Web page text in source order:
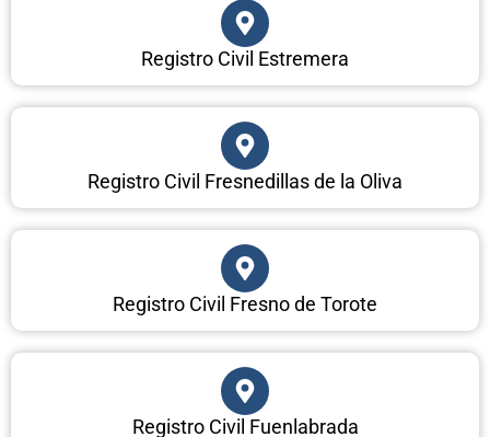
Registro Civil Estremera
Registro Civil Fresnedillas de la Oliva
Registro Civil Fresno de Torote
Registro Civil Fuenlabrada